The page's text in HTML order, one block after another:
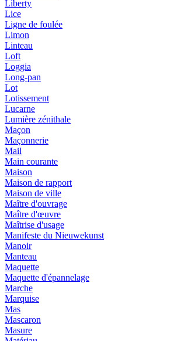
Liberty
Lice
Ligne de foulée
Limon
Linteau
Loft
Loggia
Long-pan
Lot
Lotissement
Lucarne
Lumière zénithale
Maçon
Maçonnerie
Mail
Main courante
Maison
Maison de rapport
Maison de ville
Maître d'ouvrage
Maître d'œuvre
Maîtrise d'usage
Manifeste du Nieuwekunst
Manoir
Manteau
Maquette
Maquette d'épannelage
Marche
Marquise
Mas
Mascaron
Masure